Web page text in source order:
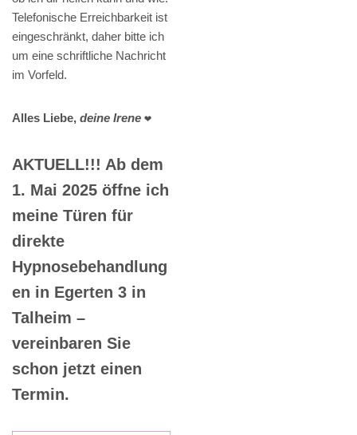
Telefonische Erreichbarkeit ist
eingeschränkt, daher bitte ich
um eine schriftliche Nachricht
im Vorfeld.
Alles Liebe, deine Irene ❤️
AKTUELL!!! Ab dem
1. Mai 2025 öffne ich
meine Türen für
direkte
Hypnosebehandlung
en in Egerten 3 in
Talheim –
vereinbaren Sie
schon jetzt einen
Termin.